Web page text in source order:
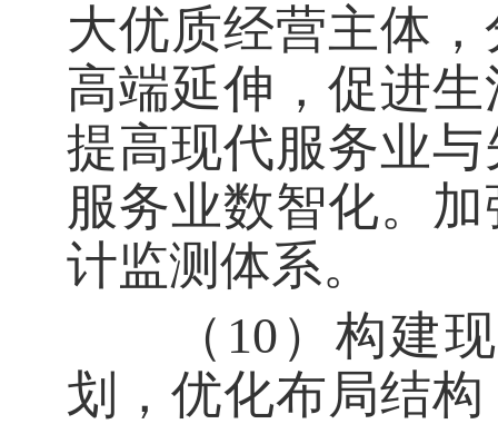
大优质经营主体
高端延伸，促进
提高现代服务业
服务业数智化。
计监测体系。
（10）构建现
划，优化布局结